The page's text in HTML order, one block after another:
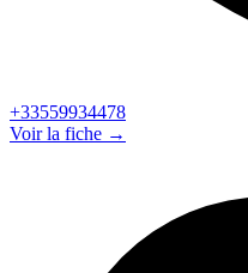
+33559934478
Voir la fiche →